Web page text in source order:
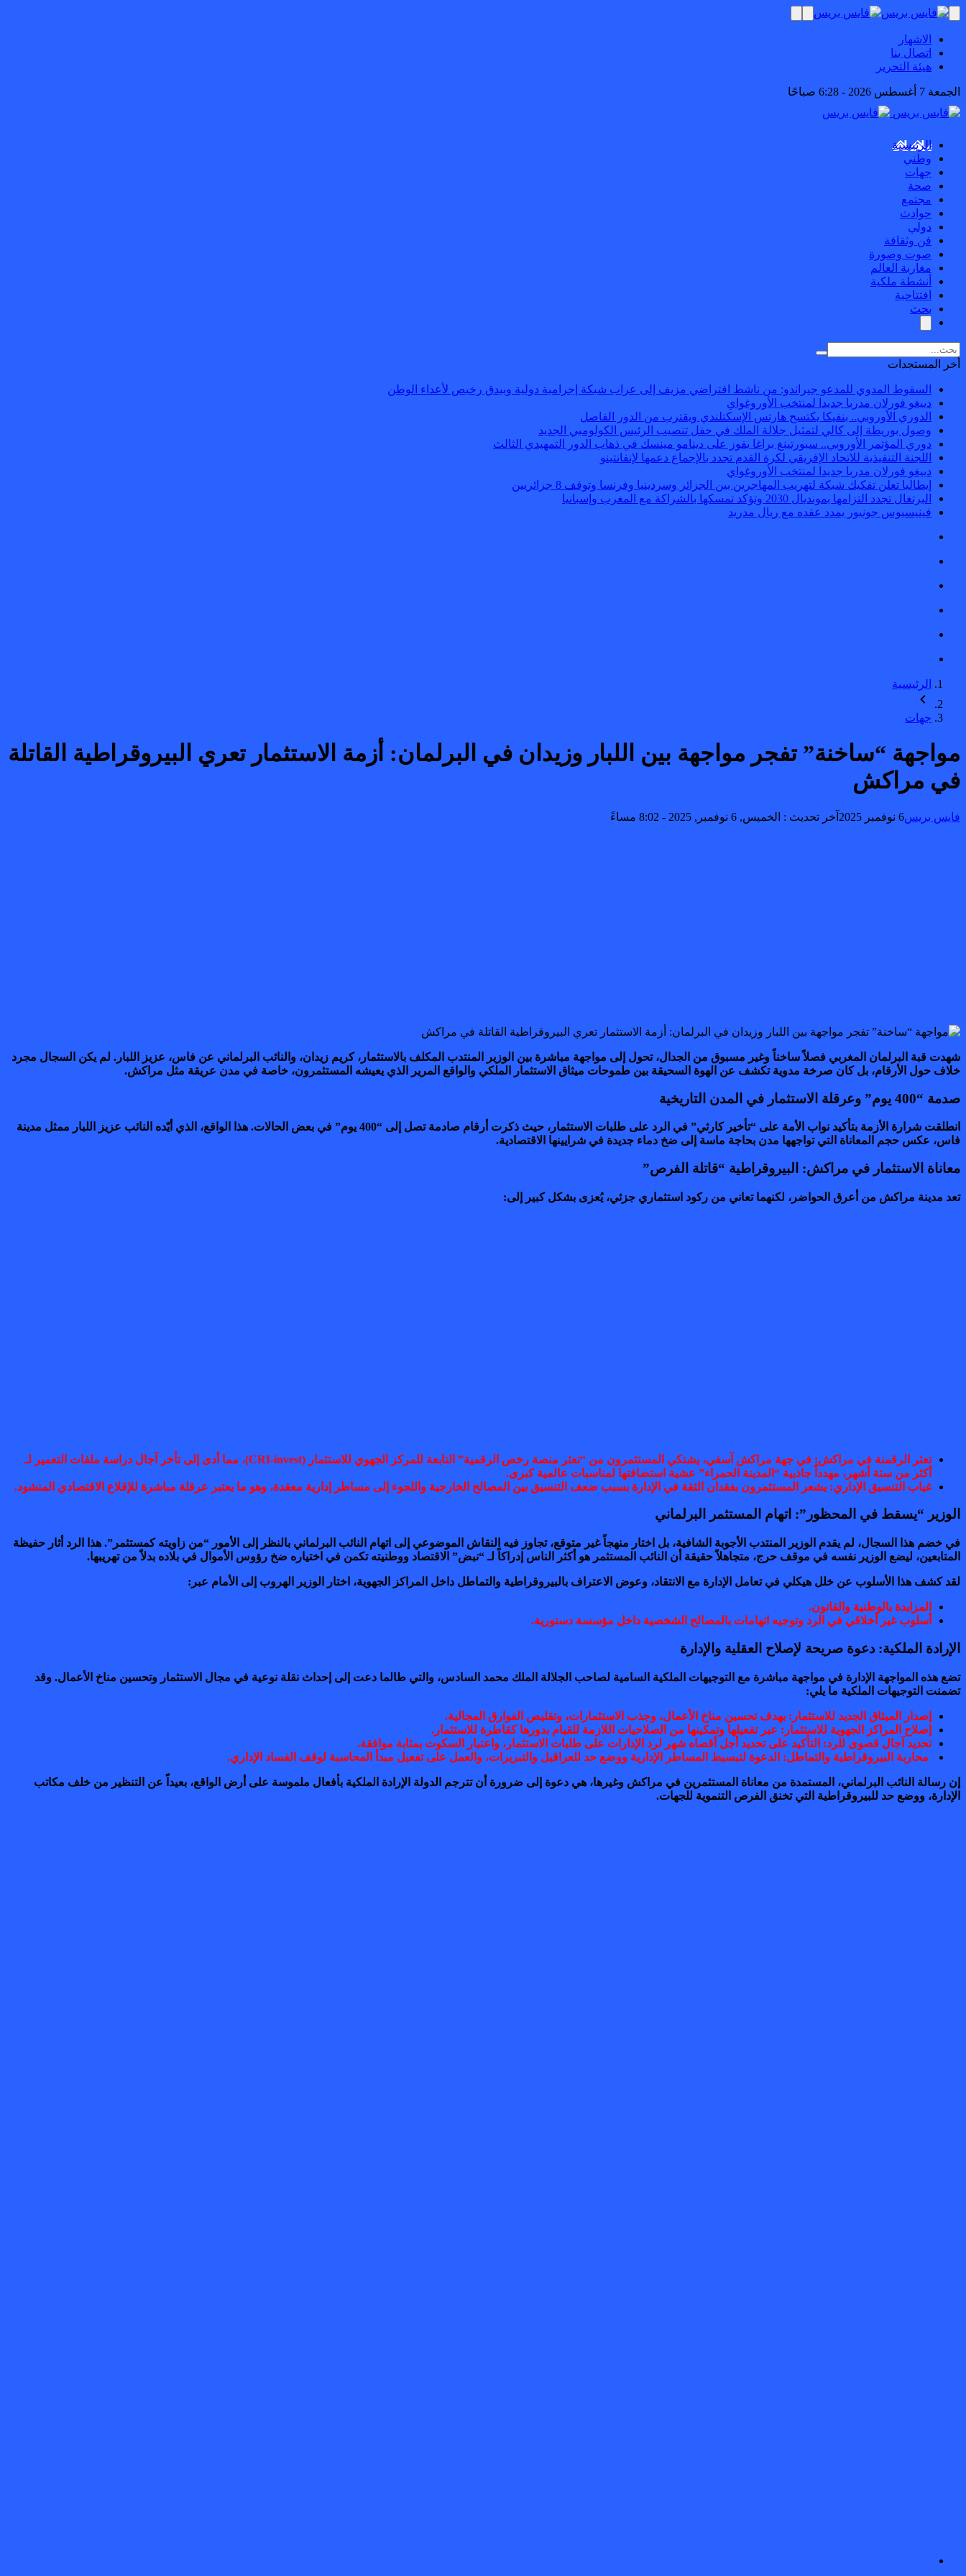
الاشهار
اتصال بنا
هيئة التحرير
الجمعة 7 أغسطس 2026 - 6:28 صباحًا
الرئيسية
وطني
جهات
صحة
مجتمع
حوادث
دولي
فن وثقافة
صوت وصورة
مغاربة العالم
أنشطة ملكية
افتتاحية
بحث
أخر المستجدات
السقوط المدوي للمدعو جيراندو: من ناشط افتراضي مزيف إلى عراب شبكة إجرامية دولية وبيدق رخيص لأعداء الوطن
دييغو فورلان مدربا جديدا لمنتخب الأوروغواي
الدوري الأوروبي.. بنفيكا يكتسح هارتس الإسكتلندي ويقترب من الدور الفاصل
وصول بوريطة إلى كالي لتمثيل جلالة الملك في حفل تنصيب الرئيس الكولومبي الجديد
دوري المؤتمر الأوروبي.. سبورتينغ براغا يفوز على دينامو مينسك في ذهاب الدور التمهيدي الثالث
اللجنة التنفيذية للاتحاد الإفريقي لكرة القدم تجدد بالإجماع دعمها لإنفانتينو
دييغو فورلان مدربا جديدا لمنتخب الأوروغواي
إيطاليا تعلن تفكيك شبكة لتهريب المهاجرين بين الجزائر وسردينيا وفرنسا وتوقف 8 جزائريين
البرتغال تجدد التزامها بمونديال 2030 وتؤكد تمسكها بالشراكة مع المغرب وإسبانيا
فينيسيوس جونيور يمدد عقده مع ريال مدريد
الرئيسية
جهات
مواجهة “ساخنة” تفجر مواجهة بين اللبار وزيدان في البرلمان: أزمة الاستثمار تعري البيروقراطية القاتلة
في مراكش
فايس بريس6 نوفمبر 2025 آخر تحديث : الخميس, 6 نوفمبر, 2025 - 8:02 مساءً
شهدت قبة البرلمان المغربي فصلاً ساخناً وغير مسبوق من الجدال، تحول إلى مواجهة مباشرة بين الوزير المنتدب المكلف بالاستثمار، كريم زيدان، والنائب البرلماني عن فاس، عزيز اللبار. لم يكن السجال مجرد
خلاف حول الأرقام، بل كان صرخة مدوية تكشف عن الهوة السحيقة بين طموحات ميثاق الاستثمار الملكي والواقع المرير الذي يعيشه المستثمرون، خاصة في مدن عريقة مثل مراكش.
صدمة “400 يوم” وعرقلة الاستثمار في المدن التاريخية
انطلقت شرارة الأزمة بتأكيد نواب الأمة على “تأخير كارثي” في الرد على طلبات الاستثمار، حيث ذكرت أرقام صادمة تصل إلى “400 يوم” في بعض الحالات. هذا الواقع، الذي أيّده النائب عزيز اللبار ممثل مدينة
فاس، عكس حجم المعاناة التي تواجهها مدن بحاجة ماسة إلى ضخ دماء جديدة في شرايينها الاقتصادية.
معاناة الاستثمار في مراكش: البيروقراطية “قاتلة الفرص”
تعد مدينة مراكش من أعرق الحواضر، لكنهما تعاني من ركود استثماري جزئي، يُعزى بشكل كبير إلى:
تعثر الرقمنة في مراكش: في جهة مراكش آسفي، يشتكي المستثمرون من “تعثر منصة رخص الرقمية” التابعة للمركز الجهوي للاستثمار (CRI-invest)، مما أدى إلى تأخر آجال دراسة ملفات التعمير لـ
أكثر من ستة أشهر، مهدداً جاذبية “المدينة الحمراء” عشية استضافتها لمناسبات عالمية كبرى.
غياب التنسيق الإداري: يشعر المستثمرون بفقدان الثقة في الإدارة بسبب ضعف التنسيق بين المصالح الخارجية واللجوء إلى مساطر إدارية معقدة، وهو ما يعتبر عرقلة مباشرة للإقلاع الاقتصادي المنشود.
الوزير “يسقط في المحظور”: اتهام المستثمر البرلماني
في خضم هذا السجال، لم يقدم الوزير المنتدب الأجوبة الشافية، بل اختار منهجاً غير متوقع، تجاوز فيه النقاش الموضوعي إلى اتهام النائب البرلماني بالنظر إلى الأمور “من زاويته كمستثمر”. هذا الرد أثار حفيظة
المتابعين، ليضع الوزير نفسه في موقف حرج، متجاهلاً حقيقة أن النائب المستثمر هو أكثر الناس إدراكاً لـ “نبض” الاقتصاد ووطنيته تكمن في اختياره ضخ رؤوس الأموال في بلاده بدلاً من تهريبها.
لقد كشف هذا الأسلوب عن خلل هيكلي في تعامل الإدارة مع الانتقاد، وعوض الاعتراف بالبيروقراطية والتماطل داخل المراكز الجهوية، اختار الوزير الهروب إلى الأمام عبر:
المزايدة بالوطنية والقانون.
أسلوب غير أخلاقي في الرد وتوجيه اتهامات بالمصالح الشخصية داخل مؤسسة دستورية.
الإرادة الملكية: دعوة صريحة لإصلاح العقلية والإدارة
تضع هذه المواجهة الإدارة في مواجهة مباشرة مع التوجيهات الملكية السامية لصاحب الجلالة الملك محمد السادس، والتي طالما دعت إلى إحداث نقلة نوعية في مجال الاستثمار وتحسين مناخ الأعمال. وقد
تضمنت التوجيهات الملكية ما يلي:
إصدار الميثاق الجديد للاستثمار: بهدف تحسين مناخ الأعمال، وجذب الاستثمارات، وتقليص الفوارق المجالية.
إصلاح المراكز الجهوية للاستثمار: عبر تفعيلها وتمكينها من الصلاحيات اللازمة للقيام بدورها كقاطرة للاستثمار.
تحديد آجال قصوى للرد: التأكيد على تحديد أجل أقصاه شهر لرد الإدارات على طلبات الاستثمار، واعتبار السكوت بمثابة موافقة.
محاربة البيروقراطية والتماطل: الدعوة لتبسيط المساطر الإدارية ووضع حد للعراقيل والتبريرات، والعمل على تفعيل مبدأ المحاسبة لوقف الفساد الإداري.
إن رسالة النائب البرلماني، المستمدة من معاناة المستثمرين في مراكش وغيرها، هي دعوة إلى ضرورة أن تترجم الدولة الإرادة الملكية بأفعال ملموسة على أرض الواقع، بعيداً عن التنظير من خلف مكاتب
الإدارة، ووضع حد للبيروقراطية التي تخنق الفرص التنموية للجهات.